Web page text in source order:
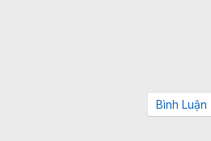
Bình Luận